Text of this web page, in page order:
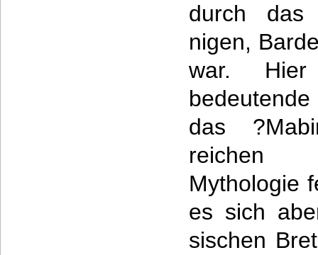
durch das
nigen,
war. Hier
das
reichen
Mythologie
es sich
sischen